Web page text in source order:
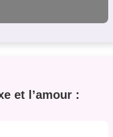
et l’amour :